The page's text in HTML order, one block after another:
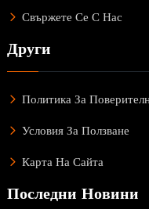
Свържете Се С Нас
Други
Политика За
Условия За Ползване
Карта На Сайта
Последни Новини